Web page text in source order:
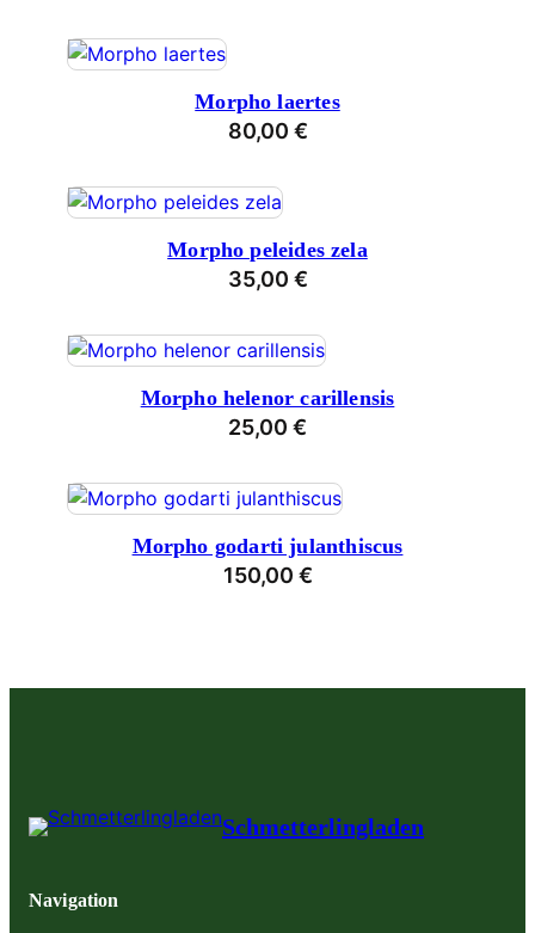
Morpho laertes
80,00 €
Morpho peleides zela
35,00 €
Morpho helenor carillensis
25,00 €
Morpho godarti julanthiscus
150,00 €
Schmetterlingladen
Navigation